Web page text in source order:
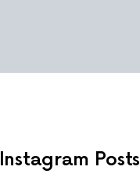
Instagram Posts